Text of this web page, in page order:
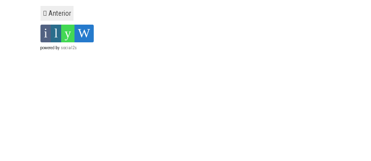
Anterior
powered by social2s